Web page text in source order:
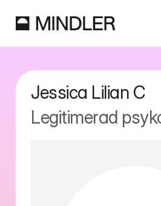
Information
Övriga tjänster
Jessica Lilian C
Legitimerad